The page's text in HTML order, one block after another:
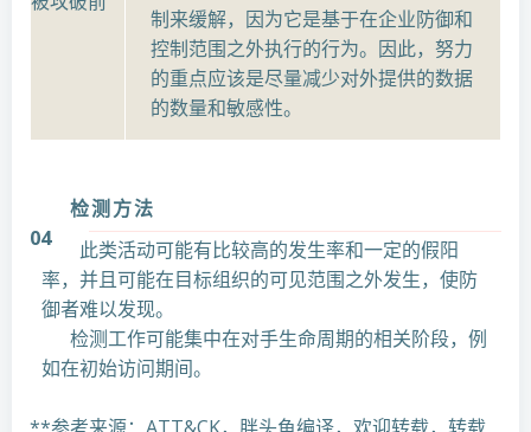
制来缓解，因为它是基于在企业防御和
控制范围之外执行的行为。因此，努力
的重点应该是尽量减少对外提供的数据
的数量和敏感性。
检测方法
04此类活动可能有比较高的发生率和一定的假阳
率，并且可能在目标组织的可见范围之外发生，使防
御者难以发现。
检测工作可能集中在对手生命周期的相关阶段，例
如在初始访问期间。